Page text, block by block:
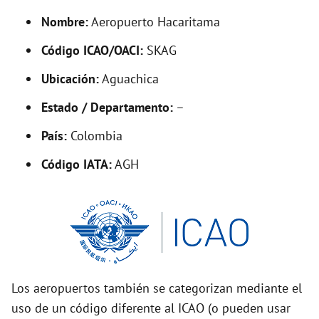
V
o
Nombre:Aeropuerto Hacaritama
Código ICAO/OACI: SKAG
Ubicación:Aguachica
Estado / Departamento: –
País: Colombia
Código IATA:AGH
Los aeropuertos también se categorizan mediante el
uso de un código diferente al ICAO (o pueden usar